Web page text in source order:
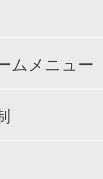
ムメニュー